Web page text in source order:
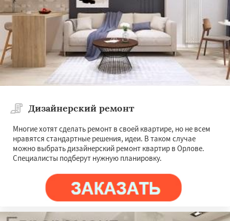
Дизайнерский ремонт
Многие хотят сделать ремонт в своей квартире, но не всем
нравятся стандартные решения, идеи. В таком случае
можно выбрать дизайнерский ремонт квартир в Орлове.
Специалисты подберут нужную планировку.